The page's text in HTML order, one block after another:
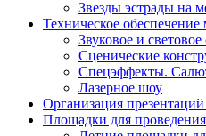
Звезды эстрады на
Техническое
Звуковое и
Сценические
Спецэффекты.
Лазерное шоу
Организация
Площадки для